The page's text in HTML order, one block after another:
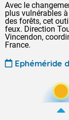
Avec le
plus vulnérables
des forêts, cet
feux. Direction
Vincendon,
France.
Ephéméride